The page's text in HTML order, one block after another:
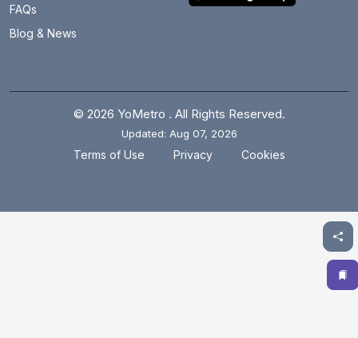
FAQs
Blog & News
© 2026 YoMetro . All Rights Reserved.
Updated: Aug 07, 2026
Terms of Use Privacy Cookies